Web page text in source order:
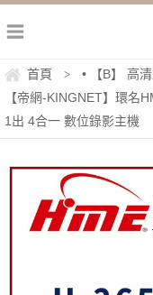
首頁 > • 【B】 高
【帝網-KINGNET】環名
1出 4合一 數位錄影主機